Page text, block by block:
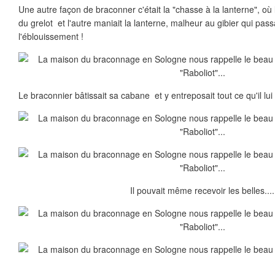
Une autre façon de braconner c'était la "chasse à la lanterne",
du grelot et l'autre maniait la lanterne, malheur au gibier qui
l'éblouissement !
Le braconnier bâtissait sa cabane et y entreposait tout ce qu'il
Il pouvait même recevoir les belles....